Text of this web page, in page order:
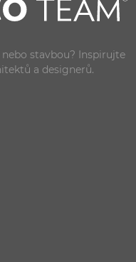
stavbou? Inspirujte
a designerů.